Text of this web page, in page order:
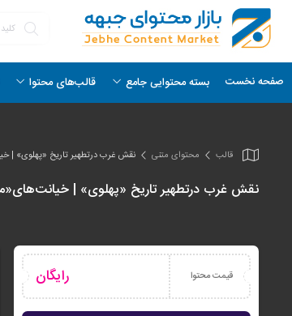
صفحه نخست بسته محتوایی جامع قالب‌های محتوا
قالب محتوای متنی نقش غرب درتطهیر تاریخ «پهلوی» |
نقش غرب درتطهیر تاریخ «پهلوی» |
قیمت محتوا رایگان